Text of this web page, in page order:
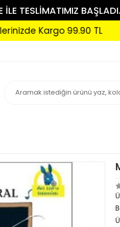
İLE TESLİMATIMIZ
99.90 TL 600